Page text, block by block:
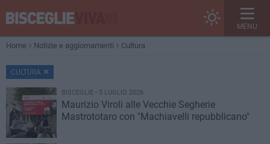
MENU
Home Notizie e aggiornamenti Cultura
CULTURA
BISCEGLIE - 5 LUGLIO 2026
Maurizio Viroli alle Vecchie Segherie
Mastrototaro con "Machiavelli repubblicano"